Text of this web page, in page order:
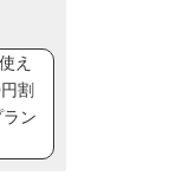
え
割
ン